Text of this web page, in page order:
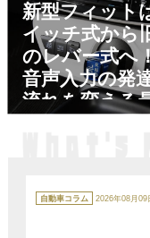
新型フィット
イッチ式から
のレバー式
音声入力の発
流れを変える
テ
ゴ
自動車コラム 2026年08月09